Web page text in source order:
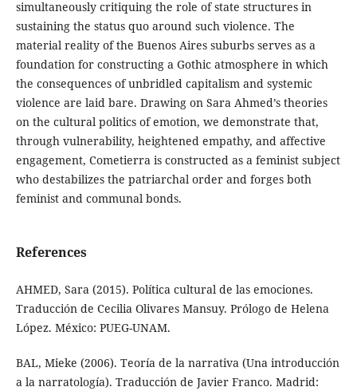
simultaneously critiquing the role of state structures in
sustaining the status quo around such violence. The
material reality of the Buenos Aires suburbs serves as a
foundation for constructing a Gothic atmosphere in which
the consequences of unbridled capitalism and systemic
violence are laid bare. Drawing on Sara Ahmed’s theories
on the cultural politics of emotion, we demonstrate that,
through vulnerability, heightened empathy, and affective
engagement, Cometierra is constructed as a feminist subject
who destabilizes the patriarchal order and forges both
feminist and communal bonds.
References
AHMED, Sara (2015). Política cultural de las emociones.
Traducción de Cecilia Olivares Mansuy. Prólogo de Helena
López. México: PUEG-UNAM.
BAL, Mieke (2006). Teoría de la narrativa (Una introducción
a la narratología). Traducción de Javier Franco. Madrid: